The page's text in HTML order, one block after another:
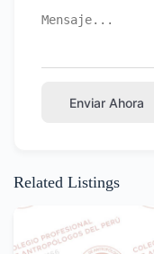
Enviar Ahora
Related Listings